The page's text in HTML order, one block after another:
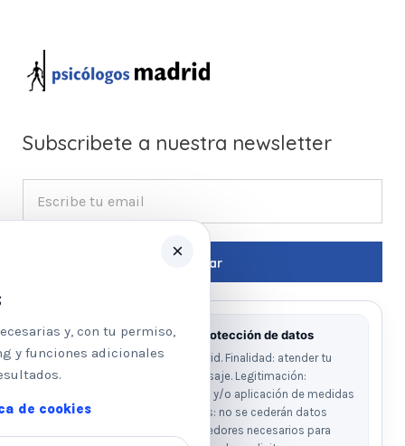
Subscribete a nuestra newsletter
Información básica sobre protección de datos
Responsable: Psicologos Madrid. Finalidad: atender tu
solicitud y responder a tu mensaje. Legitimación:
consentimiento del interesado y/o aplicación de medidas
precontractuales. Destinatarios: no se cederán datos
salvo obligación legal o proveedores necesarios para
×
y, con tu permiso,
y funciones adicionales
de cookies